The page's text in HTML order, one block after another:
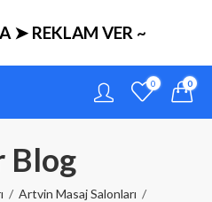
➤ REKLAM VER ~
0 0
Blog
Artvin Masaj Salonları